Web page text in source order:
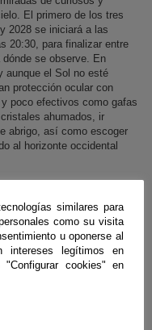
El primero de los tres
2028 se iniciará a las
20:30, para finalizar entre
dónde se observe. En
aunque el Sol no esté
protección ocular con
poco efectivos como gafas
ahumados, ir
abrigo, así como escoger
al horizonte occidental
similares para
como su visita
u oponerse al
intereses legítimos en
cookies" en